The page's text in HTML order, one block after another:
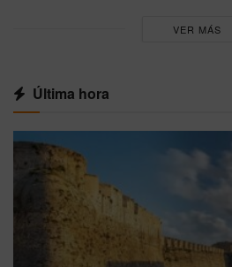
VER MÁS
Última hora